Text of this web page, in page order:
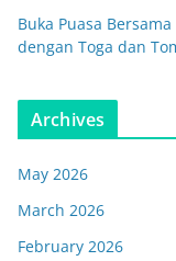
Buka Puasa
dengan Toga dan
Archives
May 2026
March 2026
February 2026